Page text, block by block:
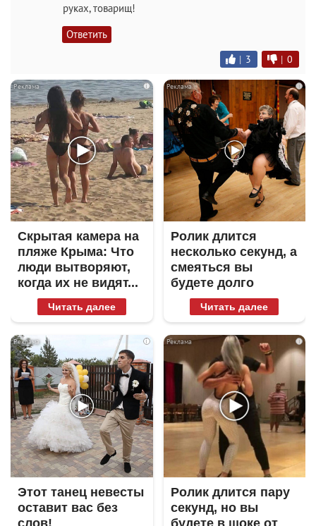
руках, товарищ!
Ответить
| 3 | 0
i
Скрытая камера на
пляже Крыма: Что
люди вытворяют,
когда их не видят...
Читать далее
i
Ролик длится
несколько секунд, а
смеяться вы
будете долго
Читать далее
i
Этот танец невесты
оставит вас без
слов!
i
Ролик длится пару
секунд, но вы
будете в шоке от